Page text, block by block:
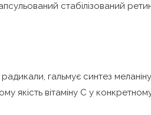
стабілізований
гальмує синтез
якість вітаміну C у